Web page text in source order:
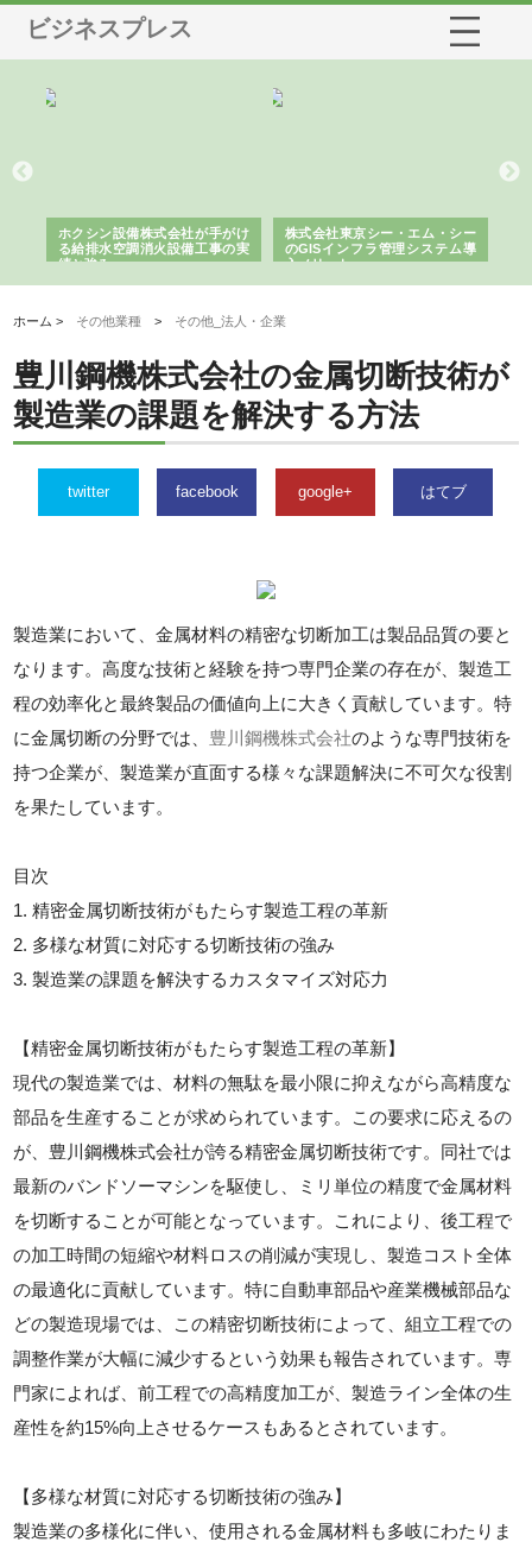
ビジネスプレス
ホクシン設備株式会社が手がけ
る給排水空調消火設備工事の実
績と強み
株式会社東京シー・エム・シー
のGISインフラ管理システム導
入メリット
ホーム > その他業種 > その他_法人・企業
豊川鋼機株式会社の金属切断技術が
製造業の課題を解決する方法
twitter facebook google+ はてブ
製造業において、金属材料の精密な切断加工は製品品質の要と
なります。高度な技術と経験を持つ専門企業の存在が、製造工
程の効率化と最終製品の価値向上に大きく貢献しています。特
に金属切断の分野では、 豊川鋼機株式会社のような専門技術を
持つ企業が、製造業が直面する様々な課題解決に不可欠な役割
を果たしています。
目次
1. 精密金属切断技術がもたらす製造工程の革新
2. 多様な材質に対応する切断技術の強み
3. 製造業の課題を解決するカスタマイズ対応力
【精密金属切断技術がもたらす製造工程の革新】
現代の製造業では、材料の無駄を最小限に抑えながら高精度な
部品を生産することが求められています。この要求に応えるの
が、豊川鋼機株式会社が誇る精密金属切断技術です。同社では
最新のバンドソーマシンを駆使し、ミリ単位の精度で金属材料
を切断することが可能となっています。これにより、後工程で
の加工時間の短縮や材料ロスの削減が実現し、製造コスト全体
の最適化に貢献しています。特に自動車部品や産業機械部品な
どの製造現場では、この精密切断技術によって、組立工程での
調整作業が大幅に減少するという効果も報告されています。専
門家によれば、前工程での高精度加工が、製造ライン全体の生
産性を約15%向上させるケースもあるとされています。
【多様な材質に対応する切断技術の強み】
製造業の多様化に伴い、使用される金属材料も多岐にわたりま